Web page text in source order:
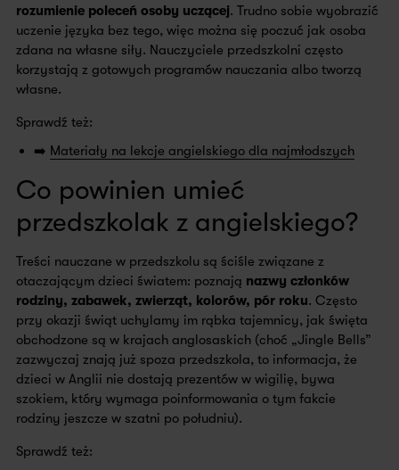
rozumienie poleceń osoby uczącej. Trudno sobie wyobrazić
uczenie języka bez tego, więc można się poczuć jak osoba
zdana na własne siły. Nauczyciele przedszkolni często
korzystają z gotowych programów nauczania albo tworzą
własne.
Sprawdź też:
➡️ Materiały na lekcje angielskiego dla najmłodszych
Co powinien umieć
przedszkolak z angielskiego?
Treści nauczane w przedszkolu są ściśle związane z
otaczającym dzieci światem: poznają nazwy członków
rodziny, zabawek, zwierząt, kolorów, pór roku. Często
przy okazji świąt uchylamy im rąbka tajemnicy, jak święta
obchodzone są w krajach anglosaskich (choć „Jingle Bells”
zazwyczaj znają już spoza przedszkola, to informacja, że
dzieci w Anglii nie dostają prezentów w wigilię, bywa
szokiem, który wymaga poinformowania o tym fakcie
rodziny jeszcze w szatni po południu).
Sprawdź też: